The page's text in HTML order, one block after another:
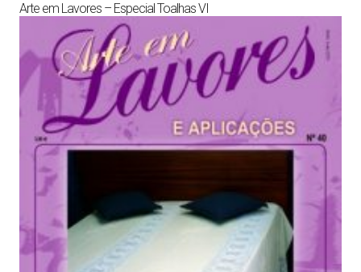
Arte em Lavores – Especial Toalhas VI